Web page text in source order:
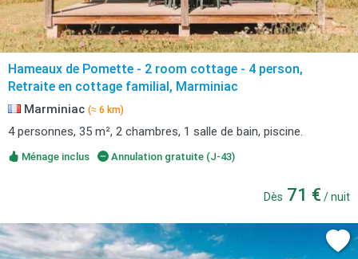
Hameaux de Pomette - 2 room cottage - 4 person,
Retraite en cottage familial, Marminiac
Marminiac (≈ 6 km)
4 personnes, 35 m², 2 chambres, 1 salle de bain, piscine.
Ménage inclus Annulation gratuite (J-43)
Dès 71 € / nuit